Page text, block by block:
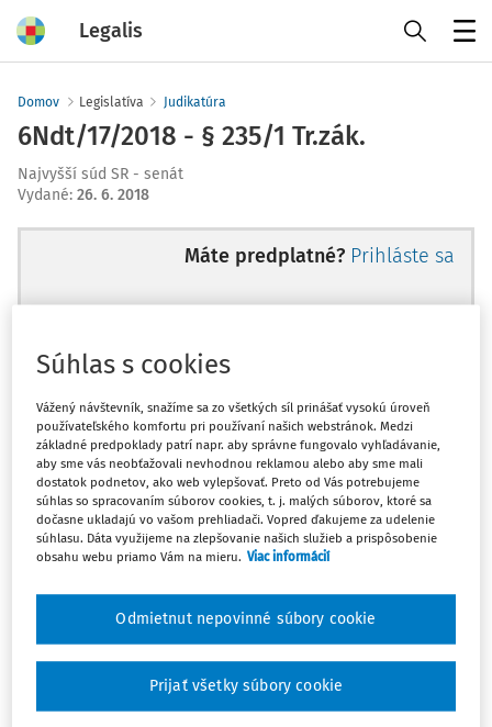
Legalis
Domov Legislatíva Judikatúra
6Ndt/17/2018 - § 235/1 Tr.zák.
Najvyšší súd SR - senát
Vydané: 26. 6. 2018
Máte predplatné? Prihláste sa
Ups, zatiaľ ste si prečítali len
začiatok...
Celý odborný obsah z tejto oblasti je
dostupný predplatiteľom portálu.
obsahu a získajte prístup na 10 dní
zdarma, stačí sa len zaregistrovať.
Vďaka registrácii získate prístup aj k
vybranému obsahu:
Súhlas s cookies
Vážený návštevník, snažíme sa zo všetkých síl prinášať vysokú úroveň
používateľského komfortu pri používaní našich webstránok. Medzi
základné predpoklady patrí napr. aby správne fungovalo vyhľadávanie,
aby sme vás neobťažovali nevhodnou reklamou alebo aby sme mali
dostatok podnetov, ako web vylepšovať. Preto od Vás potrebujeme
súhlas so spracovaním súborov cookies, t. j. malých súborov, ktoré sa
dočasne ukladajú vo vašom prehliadači. Vopred ďakujeme za udelenie
súhlasu. Dáta využijeme na zlepšovanie našich služieb a prispôsobenie
obsahu webu priamo Vám na mieru. Viac informácií
Odmietnut nepovinné súbory cookie
Prijať všetky súbory cookie